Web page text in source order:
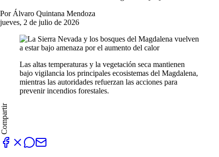
Por Álvaro Quintana Mendoza
jueves, 2 de julio de 2026
Las altas temperaturas y la vegetación seca mantienen
bajo vigilancia los principales ecosistemas del Magdalena,
mientras las autoridades refuerzan las acciones para
prevenir incendios forestales.
Compartir